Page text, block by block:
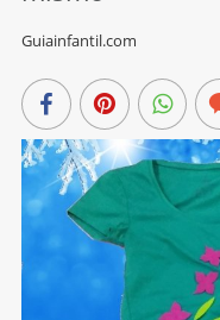
Guiainfantil.com